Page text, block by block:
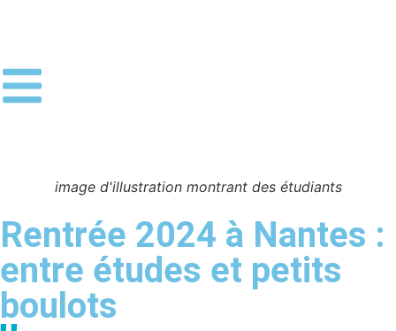
image d'illustration montrant des étudiants
Rentrée 2024 à Nantes :
entre études et petits
boulots